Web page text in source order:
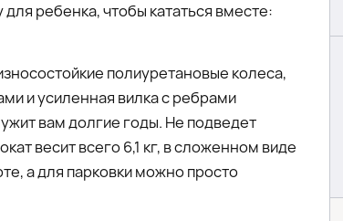
ребенка, чтобы кататься вместе:
полиуретановые колеса,
и усиленная вилка с ребрами
вам долгие годы. Не подведет
весит всего 6,1 кг, в сложенном виде
а для парковки можно просто